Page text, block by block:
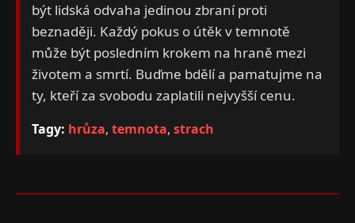
být lidská odvaha jedinou zbraní proti
beznaději. Každý pokus o útěk v temnotě
může být posledním krokem na hraně mezi
životem a smrtí. Buďme bdělí a pamatujme na
ty, kteří za svobodu zaplatili nejvyšší cenu.
Tagy: hrůza, temnota, strach